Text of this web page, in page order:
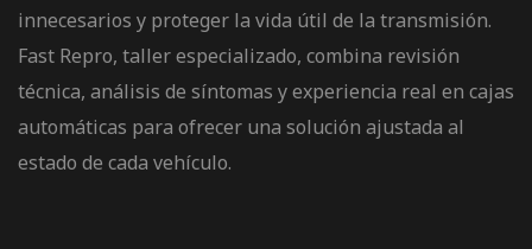
innecesarios y proteger la vida útil de la transmisión.
Fast Repro, taller especializado, combina revisión
técnica, análisis de síntomas y experiencia real en cajas
automáticas para ofrecer una solución ajustada al
estado de cada vehículo.